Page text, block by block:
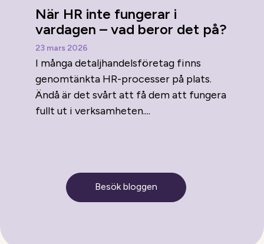
När HR inte fungerar i
vardagen – vad beror det på?
23 mars 2026
I många detaljhandelsföretag finns
genomtänkta HR-processer på plats.
Ändå är det svårt att få dem att fungera
fullt ut i verksamheten....
Besök bloggen